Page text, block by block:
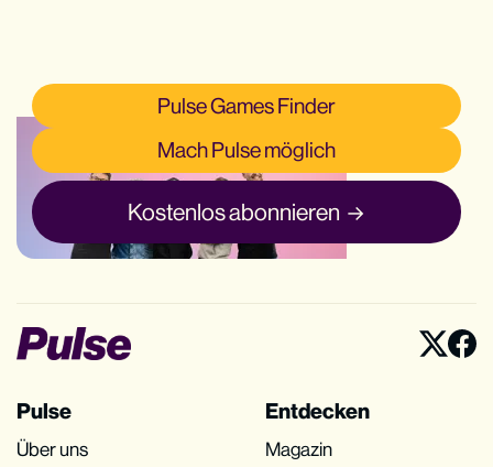
Pulse Games Finder
Mach Pulse möglich
Kostenlos abonnieren
Pulse
Über uns
Entdecken
Magazin